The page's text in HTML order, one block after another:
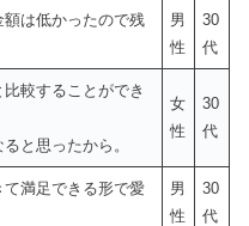
は低かったので残
男
性
30
代
較することができ
と思ったから。
女
性
30
代
満足できる形で愛
男
性
30
代